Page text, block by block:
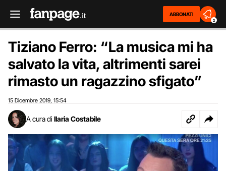
ABBONATI
2
Tiziano Ferro: “La musica mi ha
salvato la vita, altrimenti sarei
rimasto un ragazzino sfigato”
15 Dicembre 2019 15:54
A cura di Ilaria Costabile